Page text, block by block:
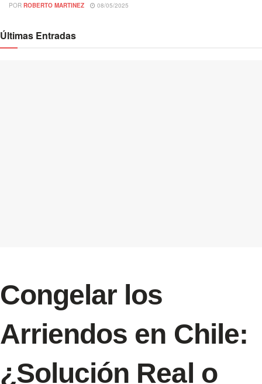
POR ROBERTO MARTINEZ 08/05/2025
Últimas Entradas
Congelar los
Arriendos en Chile:
¿Solución Real o